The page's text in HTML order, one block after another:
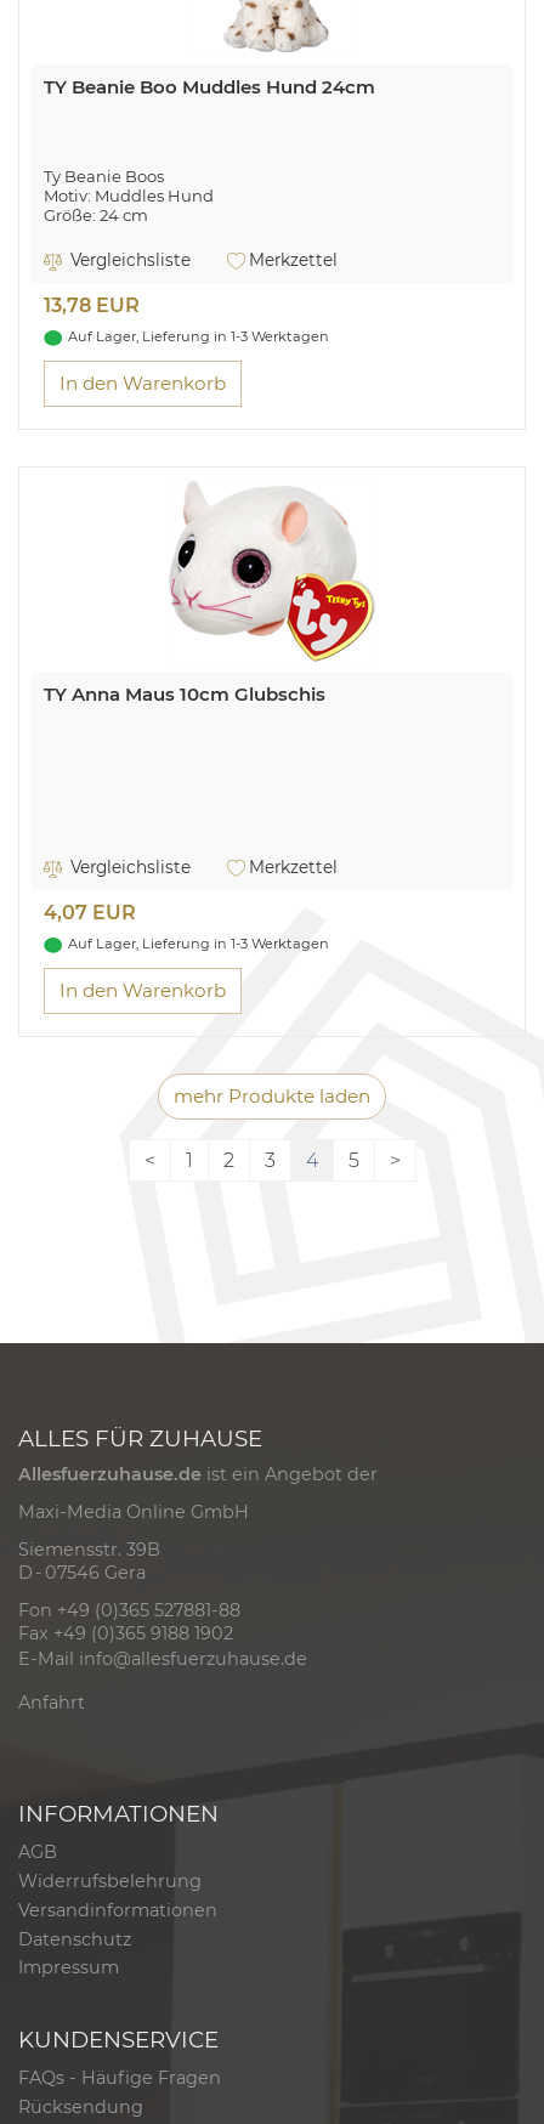
TY Beanie Boo Muddles Hund 24cm
Ty Beanie Boos
Motiv: Muddles Hund
Größe: 24 cm
Vergleichsliste Merkzettel
13,78 EUR
Auf Lager, Lieferung in 1-3 Werktagen
In den Warenkorb
TY Anna Maus 10cm Glubschis
Vergleichsliste Merkzettel
4,07 EUR
Auf Lager, Lieferung in 1-3 Werktagen
In den Warenkorb
mehr Produkte laden
< 1 2 3 4 5 >
ALLES FÜR ZUHAUSE
Allesfuerzuhause.de ist ein Angebot der
Maxi-Media Online GmbH
Siemensstr. 39B
D - 07546 Gera
Fon +49 (0)365 527881-88
Fax +49 (0)365 9188 1902
E-Mail info@allesfuerzuhause.de
Anfahrt
INFORMATIONEN
AGB
Widerrufsbelehrung
Versandinformationen
Datenschutz
Impressum
KUNDENSERVICE
FAQs - Häufige Fragen
Rücksendung